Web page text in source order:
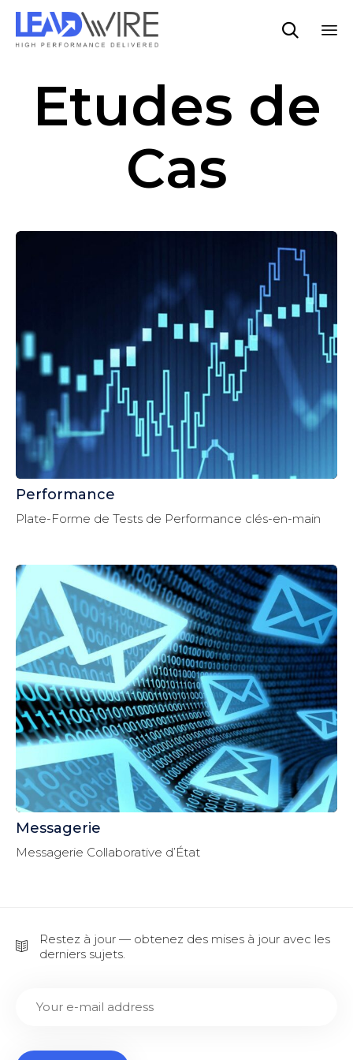

Etudes de
Cas
Performance
Plate-Forme de Tests de Performance clés-en-main
Messagerie
Messagerie Collaborative d’État
Restez à jour — obtenez des mises à jour avec les
derniers sujets.